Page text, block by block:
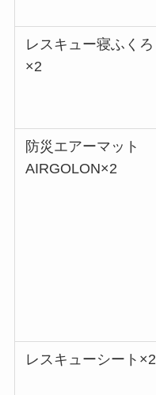
レスキュー寝ふくろ
×2
防災エアーマット
AIRGOLON×2
レスキューシート×2